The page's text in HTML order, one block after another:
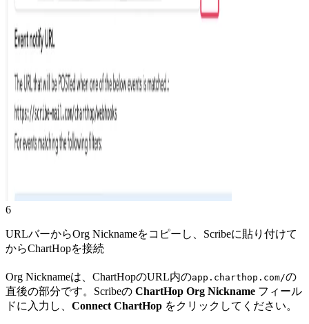
6
URLバーからOrg Nicknameをコピーし、Scribeに貼り付けて
からChartHopを接続
Org Nicknameは、ChartHopのURL内のapp.charthop.com/の
直後の部分です。Scribeの ChartHop Org Nickname フィール
ドに入力し、 Connect ChartHop をクリックしてください。